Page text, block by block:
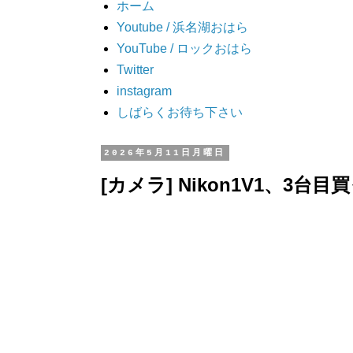
ホーム
Youtube / 浜名湖おはら
YouTube / ロックおはら
Twitter
instagram
しばらくお待ち下さい
2026年5月11日月曜日
[カメラ] Nikon1V1、3台目